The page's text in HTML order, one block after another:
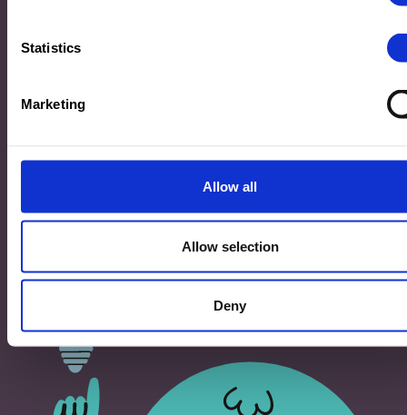
Statistics
Marketing
Allow all
Allow selection
Deny
©2026 Ministère de l’Éducation nationale, de l’Enfance